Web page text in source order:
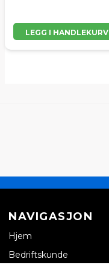
LEGG I HANDLEKURV
NAVIGASJON
Hjem
Bedriftskunde